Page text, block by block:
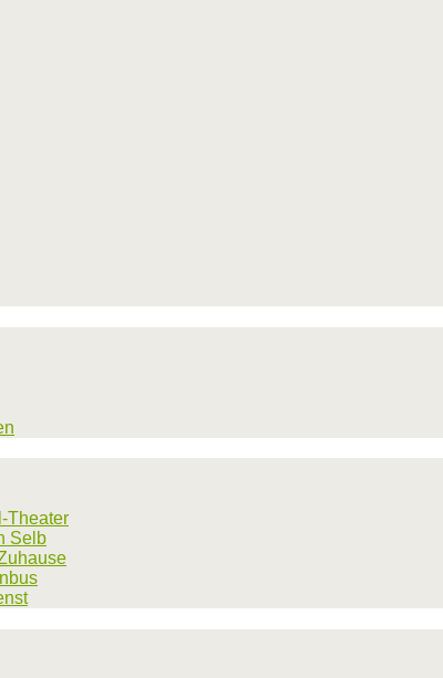
Theater
Selb